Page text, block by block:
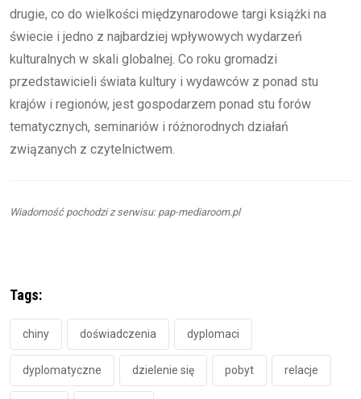
drugie, co do wielkości międzynarodowe targi książki na
świecie i jedno z najbardziej wpływowych wydarzeń
kulturalnych w skali globalnej. Co roku gromadzi
przedstawicieli świata kultury i wydawców z ponad stu
krajów i regionów, jest gospodarzem ponad stu forów
tematycznych, seminariów i różnorodnych działań
związanych z czytelnictwem.
Wiadomość pochodzi z serwisu: pap-mediaroom.pl
Tags:
chiny doświadczenia dyplomaci
dyplomatyczne dzielenie się pobyt relacje